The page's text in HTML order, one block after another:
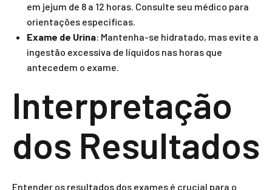
em jejum de 8 a 12 horas. Consulte seu médico para
orientações específicas.
Exame de Urina: Mantenha-se hidratado, mas evite a
ingestão excessiva de líquidos nas horas que
antecedem o exame.
Interpretação
dos Resultados
Entender os resultados dos exames é crucial para o